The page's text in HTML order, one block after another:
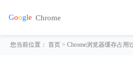
您当前位置：首页 > Chrome浏览器缓存占用